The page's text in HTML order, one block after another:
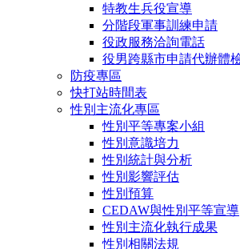
特教生兵役宣導
分階段軍事訓練申請
役政服務洽詢電話
役男跨縣市申請代辦體
防疫專區
快打站時間表
性別主流化專區
性別平等專案小組
性別意識培力
性別統計與分析
性別影響評估
性別預算
CEDAW與性別平等宣導
性別主流化執行成果
性別相關法規